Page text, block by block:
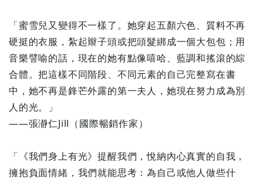
「蜜雪兒又變得不一樣了。她穿起五顏六色、質料不再
硬挺的衣服，紮起辮子頭或把頭髮綁成一個大包包；用
音樂譬喻的話，現在的她有點像嘻哈、藍調和搖滾的綜
合體。把這樣不同階段、不同元素的自己完整寫在書
中，她不再是鋒芒外露的第一夫人，她現在努力成為別
人的光。」
——張瀞仁Jill（國際暢銷作家）
「《我們身上有光》提醒我們，悅納內心真實的自我，
擁抱負面情緒，我們就能思考：為自己或他人做些什